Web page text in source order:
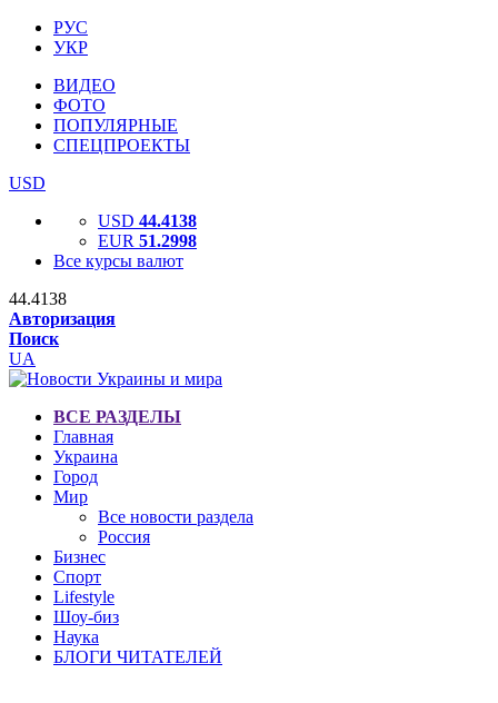
РУС
УКР
ВИДЕО
ФОТО
ПОПУЛЯРНЫЕ
СПЕЦПРОЕКТЫ
USD
USD 44.4138
EUR 51.2998
Все курсы валют
44.4138
Авторизация
Поиск
UA
ВСЕ РАЗДЕЛЫ
Главная
Украина
Город
Мир
Все новости раздела
Россия
Бизнес
Спорт
Lifestyle
Шоу-биз
Наука
БЛОГИ ЧИТАТЕЛЕЙ